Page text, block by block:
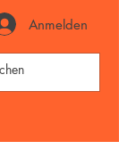
Anmelden